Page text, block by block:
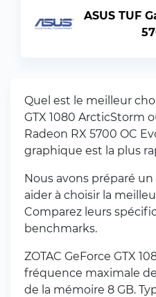
ASUS TUF
Quel est le meilleur
GTX 1080 ArcticStorm
Radeon RX 5700 OC
graphique est la plus
Nous avons préparé
aider à choisir la
Comparez leurs
benchmarks.
ZOTAC GeForce GTX
fréquence maximale de
de la mémoire 8 GB.